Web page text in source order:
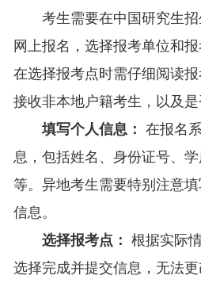
考生需要在中国研究生
网上报名，选择报考单位和
在选择报考点时需仔细阅读
接收非本地户籍考生，以及是
填写个人信息： 在报名
息，包括姓名、身份证号、
等。异地考生需要特别注意
信息。
选择报考点： 根据实际
选择完成并提交信息，无法